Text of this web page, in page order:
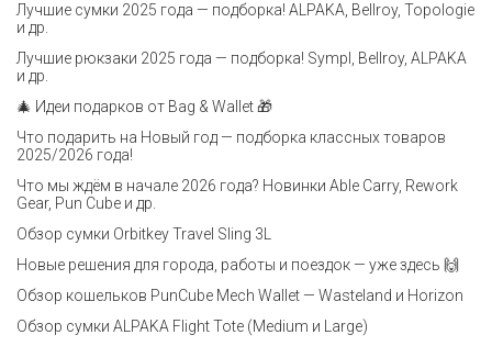
Лучшие сумки 2025 года — подборка! ALPAKA, Bellroy, Topologie
и др.
Лучшие рюкзаки 2025 года — подборка! Sympl, Bellroy, ALPAKA
и др.
🎄 Идеи подарков от Bag & Wallet 🎁
Что подарить на Новый год — подборка классных товаров
2025/2026 года!
Что мы ждём в начале 2026 года? Новинки Able Carry, Rework
Gear, Pun Cube и др.
Обзор сумки Orbitkey Travel Sling 3L
Новые решения для города, работы и поездок — уже здесь 🙌
Обзор кошельков PunCube Mech Wallet — Wasteland и Horizon
Обзор сумки ALPAKA Flight Tote (Medium и Large)